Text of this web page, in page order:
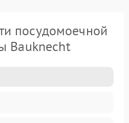
посудомоечной
Bauknecht